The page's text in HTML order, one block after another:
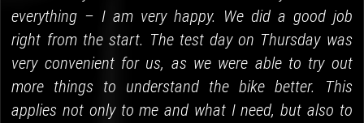
everything – I am very happy. We did a good job
right from the start. The test day on Thursday was
very convenient for us, as we were able to try out
more things to understand the bike better. This
applies not only to me and what I need, but also to